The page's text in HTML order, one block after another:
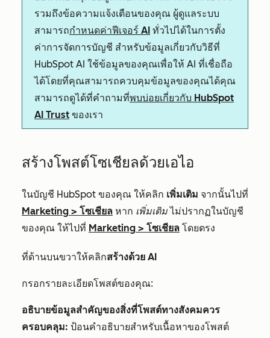
รวมถึงข้อความแจ้งเตือนของคุณ ผู้ดูแลระบบ
สามารถกำหนดค่าฟีเจอร์ AI ทั่วไปได้ในการตั้ง
ค่าการจัดการบัญชี สำหรับข้อมูลเกี่ยวกับวิธีที่
HubSpot AI ใช้ข้อมูลของคุณเพื่อให้ AI ที่เชื่อถือ
ได้โดยที่คุณสามารถควบคุมข้อมูลของคุณได้คุณ
สามารถดูได้ที่คำถามที่พบบ่อยเกี่ยวกับ HubSpot
AI Trust ของเรา
สร้างโพสต์โซเชียลด้วยเอไอ
ในบัญชี HubSpot ของคุณ ให้คลิก เพิ่มเติม จากนั้นไปที่
Marketing > โซเชียล หาก เพิ่มเติมไม่ปรากฏในบัญชี
ของคุณ ให้ไปที่ Marketing > โซเชียล โดยตรง
ที่ด้านบนขวาให้คลิกสร้างด้วย AI
กรอกรายละเอียดโพสต์ของคุณ:
อธิบายข้อมูลสำคัญของสิ่งที่โพสต์ทางสังคมควร
ครอบคลุม: ป้อนคำอธิบายสำหรับเนื้อหาของโพสต์